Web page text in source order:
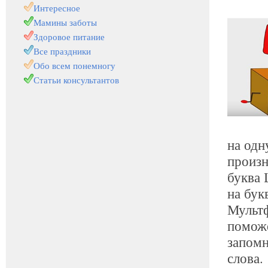
на
буква
на
слова.
Интересное
Мамины заботы
Здоровое питание
Все праздники
Обо всем понемногу
Статьи консультантов